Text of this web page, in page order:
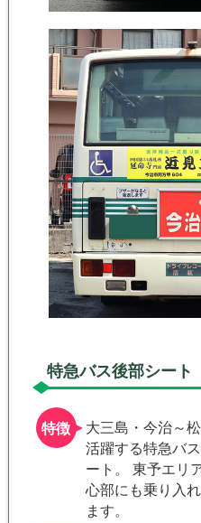
特急バス後部シート
大三島・今治～
活躍する特急バ
ート。 東予エリ
心部にも乗り入
ます。